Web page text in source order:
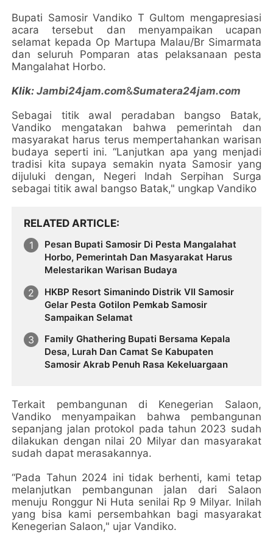
Bupati Samosir Vandiko T Gultom mengapresiasi
acara tersebut dan menyampaikan ucapan
selamat kepada Op Martupa Malau/Br Simarmata
dan seluruh Pomparan atas pelaksanaan pesta
Mangalahat Horbo.
Klik:Jambi24jam.com&Sumatera24jam.com
Sebagai titik awal peradaban bangso Batak,
Vandiko mengatakan bahwa pemerintah dan
masyarakat harus terus mempertahankan warisan
budaya seperti ini. “Lanjutkan apa yang menjadi
tradisi kita supaya semakin nyata Samosir yang
dijuluki dengan, Negeri Indah Serpihan Surga
sebagai titik awal bangso Batak," ungkap Vandiko
RELATED ARTICLE
Pesan Bupati Samosir Di Pesta Mangalahat
Horbo, Pemerintah Dan Masyarakat Harus
Melestarikan Warisan Budaya
HKBP Resort Simanindo Distrik VII Samosir
Gelar Pesta Gotilon Pemkab Samosir
Sampaikan Selamat
Family Ghathering Bupati Bersama Kepala
Desa, Lurah Dan Camat Se Kabupaten
Samosir Akrab Penuh Rasa Kekeluargaan
Terkait pembangunan di Kenegerian Salaon,
Vandiko menyampaikan bahwa pembangunan
sepanjang jalan protokol pada tahun 2023 sudah
dilakukan dengan nilai 20 Milyar dan masyarakat
sudah dapat merasakannya.
“Pada Tahun 2024 ini tidak berhenti, kami tetap
melanjutkan pembangunan jalan dari Salaon
menuju Ronggur Ni Huta senilai Rp 9 Milyar. Inilah
yang bisa kami persembahkan bagi masyarakat
Kenegerian Salaon," ujar Vandiko.